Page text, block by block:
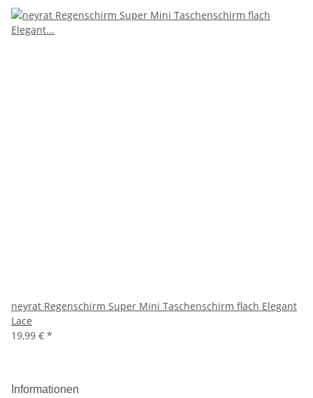
neyrat Regenschirm Super Mini Taschenschirm flach Elegant
Lace
19,99 € *
Informationen